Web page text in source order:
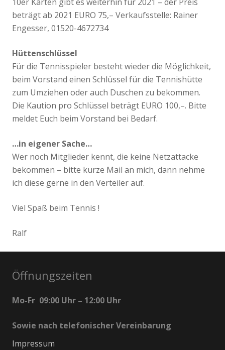
beträgt ab 2021 EURO 75,– Verkaufsstelle: Rainer
Engesser, 01520-4672734
Hüttenschlüssel
Für die Tennisspieler besteht wieder die Möglichkeit,
beim Vorstand einen Schlüssel für die Tennishütte
zum Umziehen oder auch Duschen zu bekommen.
Die Kaution pro Schlüssel beträgt EURO 100,–. Bitte
meldet Euch beim Vorstand bei Bedarf.
…in eigener Sache…
Wer noch Mitglieder kennt, die keine Netzattacke
bekommen – bitte kurze Mail an mich, dann nehme
ich diese gerne in den Verteiler auf.
Viel Spaß beim Tennis !
Ralf
Öffnungszeiten
Mo-Fr 09:00 Uhr – 12:00 Uhr
Sowie nach telefonischer Vereinbarung
Impressum